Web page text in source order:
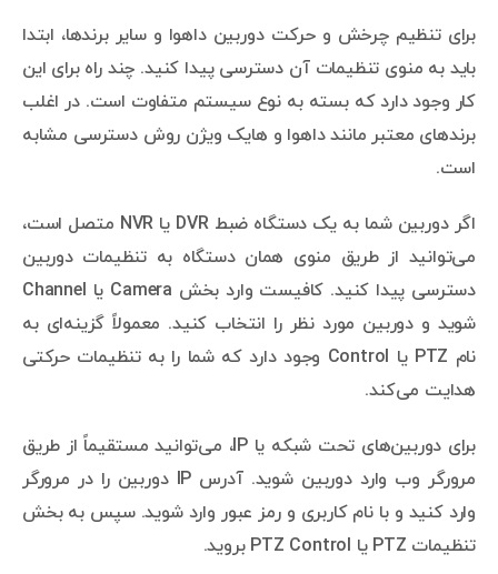
برای تنظیم چرخش و حرکت دوربین داهوا و سایر برندها، ابتدا
باید به منوی تنظیمات آن دسترسی پیدا کنید. چند راه برای این
کار وجود دارد که بسته به نوع سیستم متفاوت است. در اغلب
برندهای معتبر مانند داهوا و هایک ویژن روش دسترسی مشابه
است.
اگر دوربین شما به یک دستگاه ضبط DVR یا NVR متصل است،
می‌توانید از طریق منوی همان دستگاه به تنظیمات دوربین
دسترسی پیدا کنید. کافیست وارد بخش Camera یا Channel
شوید و دوربین مورد نظر را انتخاب کنید. معمولاً گزینه‌ای به
نام PTZ یا Control وجود دارد که شما را به تنظیمات حرکتی
هدایت می‌کند.
برای دوربین‌های تحت شبکه یا IP، می‌توانید مستقیماً از طریق
مرورگر وب وارد دوربین شوید. آدرس IP دوربین را در مرورگر
وارد کنید و با نام کاربری و رمز عبور وارد شوید. سپس به بخش
تنظیمات PTZ یا PTZ Control بروید.